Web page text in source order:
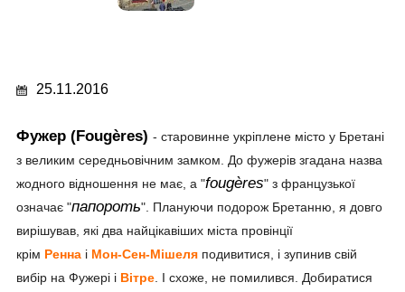
25.11.2016
Фужер (Fougères) - старовинне укріплене місто у Бретані
з великим середньовічним замком. До фужерів згадана назва
жодного відношення не має, а "fougères" з французької
означає "папороть". Плануючи подорож Бретанню, я довго
вирішував, які два найцікавіших міста провінції
крім Ренна і Мон-Сен-Мішеля подивитися, і зупинив свій
вибір на Фужері і Вітре . І схоже, не помилився. Добиратися